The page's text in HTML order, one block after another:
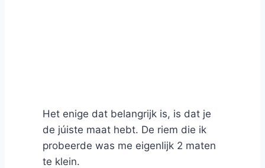
Het enige dat belangrijk is, is dat je
de júiste maat hebt. De riem die ik
probeerde was me eigenlijk 2 maten
te klein.